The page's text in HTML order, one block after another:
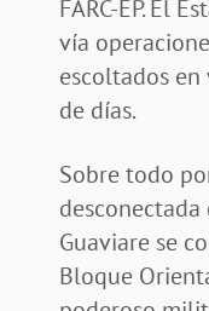
FARC-EP. El
vía
escoltados
de días.
Sobre todo
Guaviare se
Bloque